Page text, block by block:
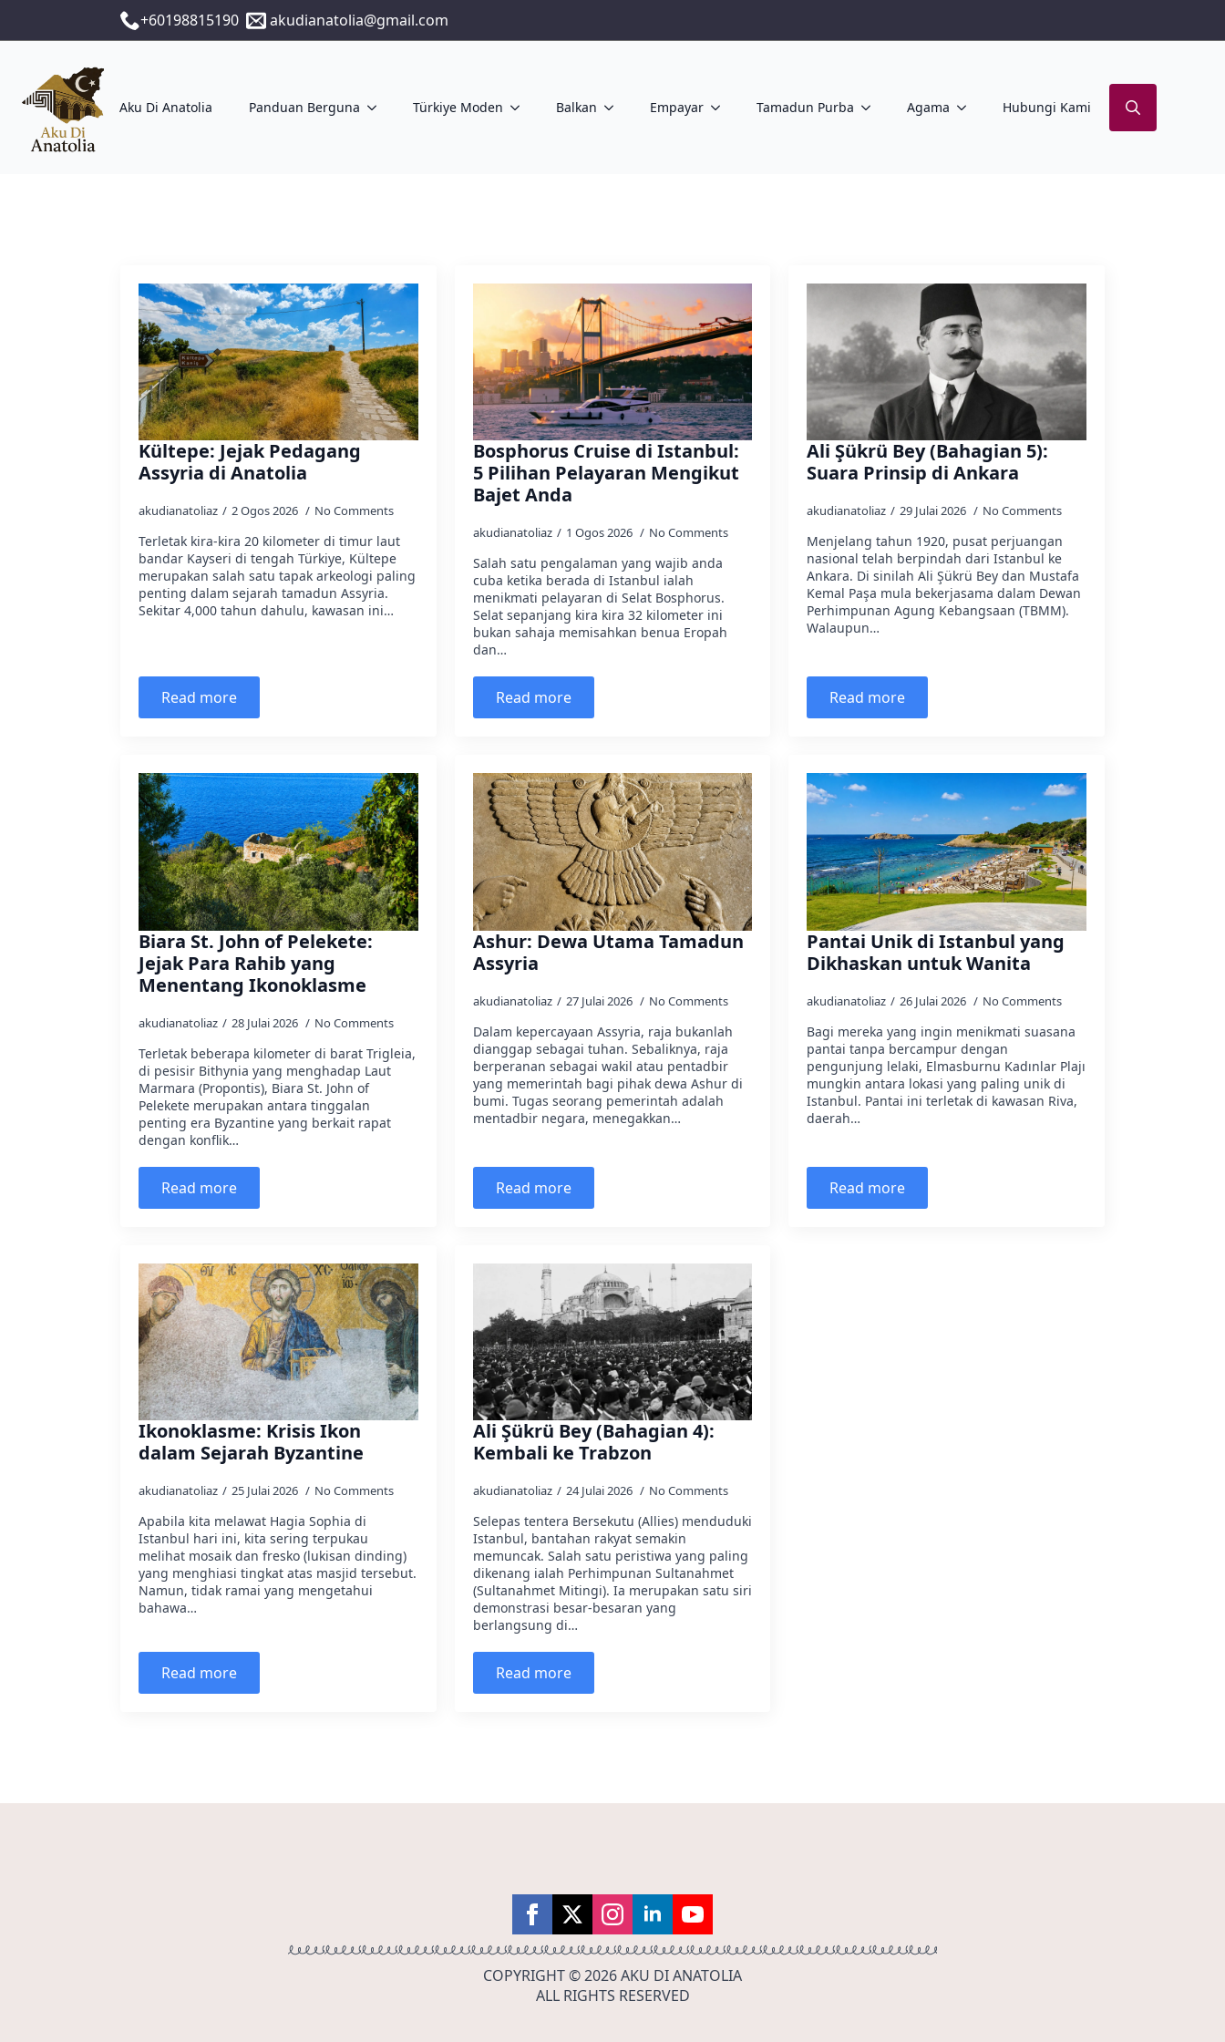
+60198815190 akudianatolia@gmail.com
Aku Di Anatolia Panduan Berguna Türkiye Moden Balkan Empayar Tamadun Purba Agama Hubungi Kami
Kültepe: Jejak Pedagang
Assyria di Anatolia
akudianatoliaz 2 Ogos 2026 No Comments
Terletak kira-kira 20 kilometer di timur laut
bandar Kayseri di tengah Türkiye, Kültepe
merupakan salah satu tapak arkeologi paling
penting dalam sejarah tamadun Assyria.
Sekitar 4,000 tahun dahulu, kawasan ini…
Read more
Bosphorus Cruise di Istanbul:
5 Pilihan Pelayaran Mengikut
Bajet Anda
akudianatoliaz 1 Ogos 2026 No Comments
Salah satu pengalaman yang wajib anda
cuba ketika berada di Istanbul ialah
menikmati pelayaran di Selat Bosphorus.
Selat sepanjang kira kira 32 kilometer ini
bukan sahaja memisahkan benua Eropah
dan…
Read more
Ali Şükrü Bey (Bahagian 5):
Suara Prinsip di Ankara
akudianatoliaz 29 Julai 2026 No Comments
Menjelang tahun 1920, pusat perjuangan
nasional telah berpindah dari Istanbul ke
Ankara. Di sinilah Ali Şükrü Bey dan Mustafa
Kemal Paşa mula bekerjasama dalam Dewan
Perhimpunan Agung Kebangsaan (TBMM).
Walaupun…
Read more
Biara St. John of Pelekete:
Jejak Para Rahib yang
Menentang Ikonoklasme
akudianatoliaz 28 Julai 2026 No Comments
Terletak beberapa kilometer di barat Trigleia,
di pesisir Bithynia yang menghadap Laut
Marmara (Propontis), Biara St. John of
Pelekete merupakan antara tinggalan
penting era Byzantine yang berkait rapat
dengan konflik…
Read more
Ashur: Dewa Utama Tamadun
Assyria
akudianatoliaz 27 Julai 2026 No Comments
Dalam kepercayaan Assyria, raja bukanlah
dianggap sebagai tuhan. Sebaliknya, raja
berperanan sebagai wakil atau pentadbir
yang memerintah bagi pihak dewa Ashur di
bumi. Tugas seorang pemerintah adalah
mentadbir negara, menegakkan…
Read more
Pantai Unik di Istanbul yang
Dikhaskan untuk Wanita
akudianatoliaz 26 Julai 2026 No Comments
Bagi mereka yang ingin menikmati suasana
pantai tanpa bercampur dengan
pengunjung lelaki, Elmasburnu Kadınlar Plajı
mungkin antara lokasi yang paling unik di
Istanbul. Pantai ini terletak di kawasan Riva,
daerah…
Read more
Ikonoklasme: Krisis Ikon
dalam Sejarah Byzantine
akudianatoliaz 25 Julai 2026 No Comments
Apabila kita melawat Hagia Sophia di
Istanbul hari ini, kita sering terpukau
melihat mosaik dan fresko (lukisan dinding)
yang menghiasi tingkat atas masjid tersebut.
Namun, tidak ramai yang mengetahui
bahawa…
Read more
Ali Şükrü Bey (Bahagian 4):
Kembali ke Trabzon
akudianatoliaz 24 Julai 2026 No Comments
Selepas tentera Bersekutu (Allies) menduduki
Istanbul, bantahan rakyat semakin
memuncak. Salah satu peristiwa yang paling
dikenang ialah Perhimpunan Sultanahmet
(Sultanahmet Mitingi). Ia merupakan satu siri
demonstrasi besar-besaran yang
berlangsung di…
Read more
COPYRIGHT © 2026 AKU DI ANATOLIA
ALL RIGHTS RESERVED